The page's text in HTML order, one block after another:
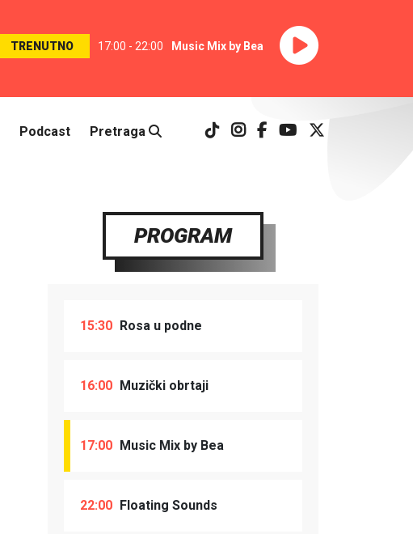
TRENUTNO 17:00 - 22:00 Music Mix by Bea
Podcast Pretraga
PROGRAM
15:30 Rosa u podne
16:00 Muzički obrtaji
17:00 Music Mix by Bea
22:00 Floating Sounds